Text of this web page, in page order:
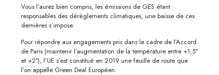
Vous l’aurez bien compris, les émissions de GES étant
responsables des dérèglements climatiques, une baisse de ces
dernières s’impose.
Pour répondre aux engagements pris dans le cadre de l’Accord
de Paris (maintenir l’augmentation de la température entre +1,5°
et +2°), l’UE s’est constitué en 2019 une feuille de route que
l’on appelle Green Deal Européen.